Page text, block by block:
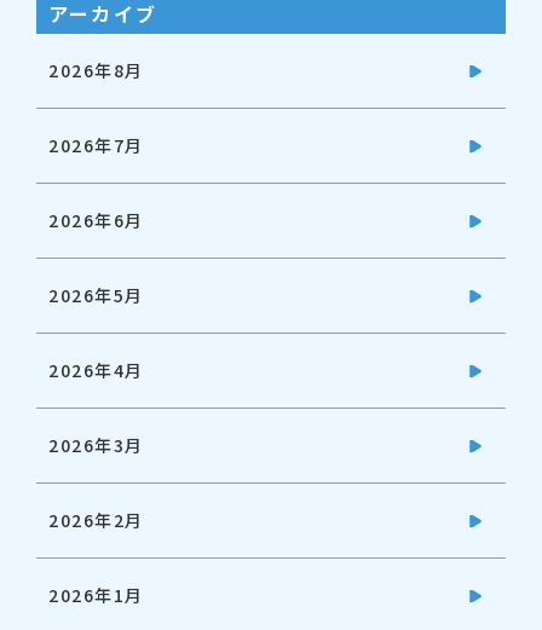
アーカイブ
2026年8月
2026年7月
2026年6月
2026年5月
2026年4月
2026年3月
2026年2月
2026年1月